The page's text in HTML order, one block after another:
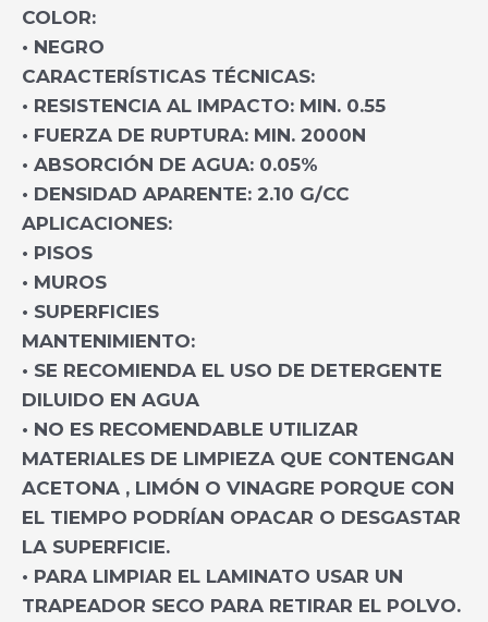
COLOR:
• NEGRO
CARACTERÍSTICAS TÉCNICAS:
• RESISTENCIA AL IMPACTO: MIN. 0.55
• FUERZA DE RUPTURA: MIN. 2000N
• ABSORCIÓN DE AGUA: 0.05%
• DENSIDAD APARENTE: 2.10 G/CC
APLICACIONES:
• PISOS
• MUROS
• SUPERFICIES
MANTENIMIENTO:
• SE RECOMIENDA EL USO DE DETERGENTE
DILUIDO EN AGUA
• NO ES RECOMENDABLE UTILIZAR
MATERIALES DE LIMPIEZA QUE CONTENGAN
ACETONA , LIMÓN O VINAGRE PORQUE CON
EL TIEMPO PODRÍAN OPACAR O DESGASTAR
LA SUPERFICIE.
• PARA LIMPIAR EL LAMINATO USAR UN
TRAPEADOR SECO PARA RETIRAR EL POLVO.